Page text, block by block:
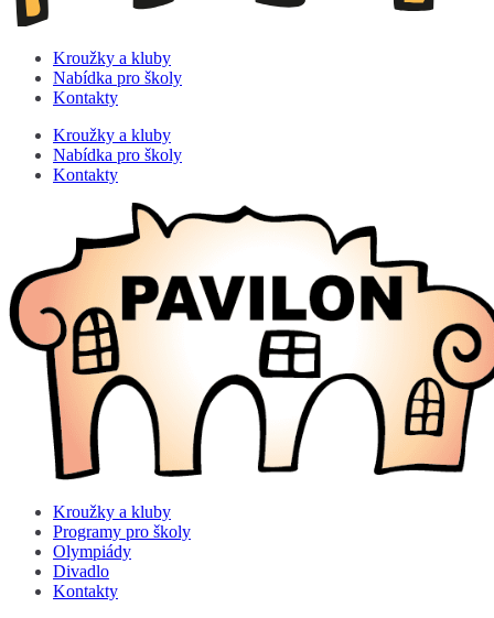
Kroužky a kluby
Nabídka pro školy
Kontakty
Kroužky a kluby
Nabídka pro školy
Kontakty
Kroužky a kluby
Programy pro školy
Olympiády
Divadlo
Kontakty